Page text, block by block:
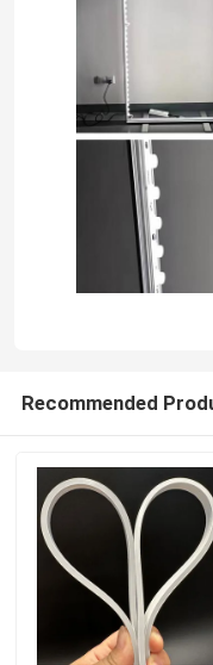
Lumière de bande
lumière de bande
Lumière de bande
lumière menée d'épi
Lumière linéaire
Sous la lumière de
Lumière de bijoux
Lumière de joint
Recommended